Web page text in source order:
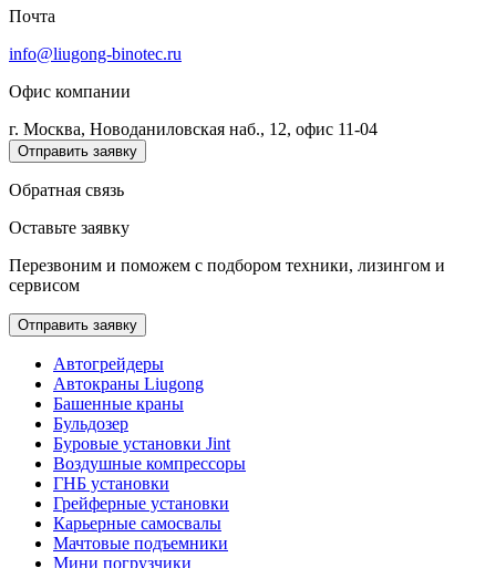
Почта
info@liugong-binotec.ru
Офис компании
г. Москва, Новоданиловская наб., 12, офис 11-04
Отправить заявку
Обратная связь
Оставьте заявку
Перезвоним и поможем с подбором техники, лизингом и
сервисом
Отправить заявку
Автогрейдеры
Автокраны Liugong
Башенные краны
Бульдозер
Буровые установки Jint
Воздушные компрессоры
ГНБ установки
Грейферные установки
Карьерные самосвалы
Мачтовые подъемники
Мини погрузчики